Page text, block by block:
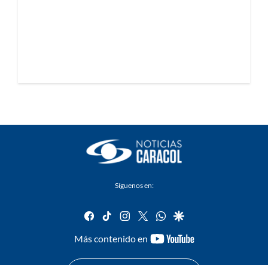
Síguenos en:
facebook
tiktok instagram
twitterwhatsapp
google
Más contenido en
youtube-